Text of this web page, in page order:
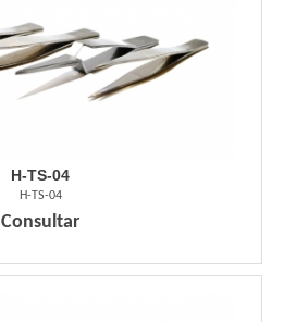
H-TS-04
H-TS-04
Consultar